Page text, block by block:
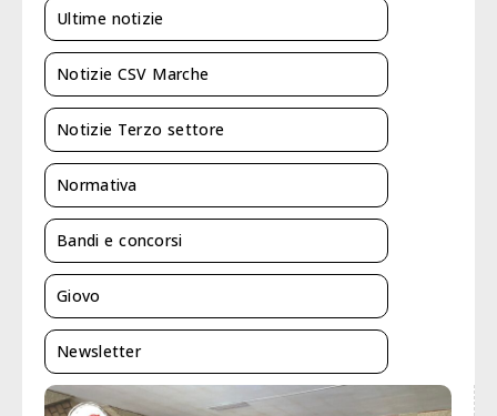
Ultime notizie
Notizie CSV Marche
Notizie Terzo settore
Normativa
Bandi e concorsi
Giovo
Newsletter